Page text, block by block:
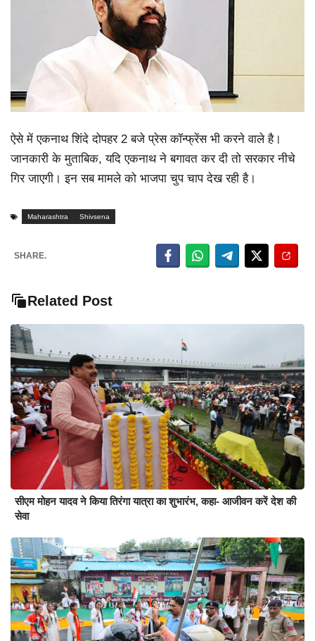
ऐसे में एकनाथ शिंदे दोपहर 2 बजे प्रेस कॉन्फ्रेंस भी करने वाले है।
जानकारी के मुताबिक, यदि एकनाथ ने बगावत कर दी तो सरकार नीचे
गिर जाएगी। इन सब मामले को भाजपा चुप चाप देख रही है।
Maharashtra Shivsena
SHARE.
Related Post
सीएम मोहन यादव ने किया तिरंगा यात्रा का शुभारंभ, कहा- आजीवन करें देश की
सेवा